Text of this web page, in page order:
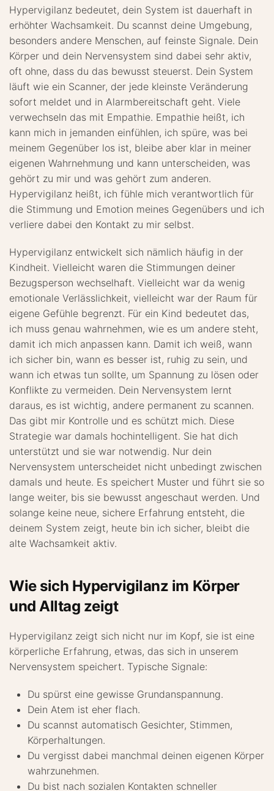
Hypervigilanz bedeutet, dein System ist dauerhaft in
erhöhter Wachsamkeit. Du scannst deine Umgebung,
besonders andere Menschen, auf feinste Signale. Dein
Körper und dein Nervensystem sind dabei sehr aktiv,
oft ohne, dass du das bewusst steuerst. Dein System
läuft wie ein Scanner, der jede kleinste Veränderung
sofort meldet und in Alarmbereitschaft geht. Viele
verwechseln das mit Empathie. Empathie heißt, ich
kann mich in jemanden einfühlen, ich spüre, was bei
meinem Gegenüber los ist, bleibe aber klar in meiner
eigenen Wahrnehmung und kann unterscheiden, was
gehört zu mir und was gehört zum anderen.
Hypervigilanz heißt, ich fühle mich verantwortlich für
die Stimmung und Emotion meines Gegenübers und ich
verliere dabei den Kontakt zu mir selbst.
Hypervigilanz entwickelt sich nämlich häufig in der
Kindheit. Vielleicht waren die Stimmungen deiner
Bezugsperson wechselhaft. Vielleicht war da wenig
emotionale Verlässlichkeit, vielleicht war der Raum für
eigene Gefühle begrenzt. Für ein Kind bedeutet das,
ich muss genau wahrnehmen, wie es um andere steht,
damit ich mich anpassen kann. Damit ich weiß, wann
ich sicher bin, wann es besser ist, ruhig zu sein, und
wann ich etwas tun sollte, um Spannung zu lösen oder
Konflikte zu vermeiden. Dein Nervensystem lernt
daraus, es ist wichtig, andere permanent zu scannen.
Das gibt mir Kontrolle und es schützt mich. Diese
Strategie war damals hochintelligent. Sie hat dich
unterstützt und sie war notwendig. Nur dein
Nervensystem unterscheidet nicht unbedingt zwischen
damals und heute. Es speichert Muster und führt sie so
lange weiter, bis sie bewusst angeschaut werden. Und
solange keine neue, sichere Erfahrung entsteht, die
deinem System zeigt, heute bin ich sicher, bleibt die
alte Wachsamkeit aktiv.
Wie sich Hypervigilanz im Körper
und Alltag zeigt
Hypervigilanz zeigt sich nicht nur im Kopf, sie ist eine
körperliche Erfahrung, etwas, das sich in unserem
Nervensystem speichert. Typische Signale:
Du spürst eine gewisse Grundanspannung.
Dein Atem ist eher flach.
Du scannst automatisch Gesichter, Stimmen,
Körperhaltungen.
Du vergisst dabei manchmal deinen eigenen Körper
wahrzunehmen.
Du bist nach sozialen Kontakten schneller